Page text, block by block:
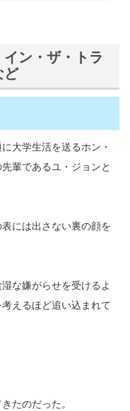
ン・ザ・トラ
ど
大学生活を送るホン・
輩であるユ・ジョンと
には出さない裏の顔を
な嫌がらせを受けるよ
えるほど追い込まれて
たのだった。